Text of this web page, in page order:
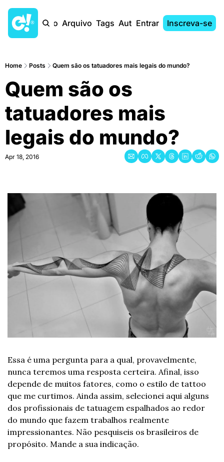
Início Arquivo Tags AutoresEntrar Inscreva-se
Home Posts Quem são os tatuadores mais legais do mundo?
Quem são os
tatuadores mais
legais do mundo?
Apr 18, 2016
Essa é uma pergunta para a qual, provavelmente,
nunca teremos uma resposta certeira. Afinal, isso
depende de muitos fatores, como o estilo de tattoo
que me curtimos. Ainda assim, selecionei aqui alguns
dos profissionais de tatuagem espalhados ao redor
do mundo que fazem trabalhos realmente
impressionantes. Não pesquiseis os brasileiros de
propósito. Mande a sua indicação.